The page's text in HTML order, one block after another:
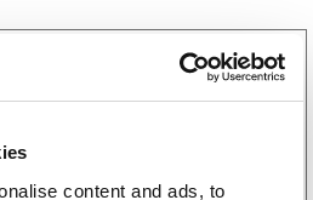
content and ads, to